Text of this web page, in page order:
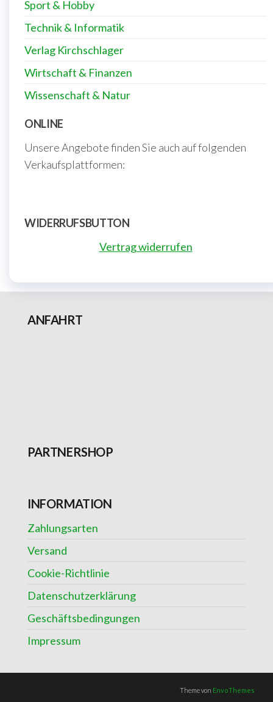
Sport & Hobby
Technik & Informatik
Verlag Kirchschlager
Wirtschaft & Finanzen
Wissenschaft & Natur
ONLINE
Unsere Angebote finden Sie auch auf folgenden
Verkaufsplattformen:
WIDERRUFSBUTTON
Vertrag widerrufen
ANFAHRT
PARTNERSHOP
INFORMATION
Zahlungsarten
Versand
Cookie-Richtlinie
Datenschutzerklärung
Geschäftsbedingungen
Impressum
Theme von EnvoThemes